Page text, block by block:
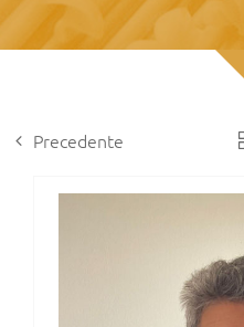
Precedente